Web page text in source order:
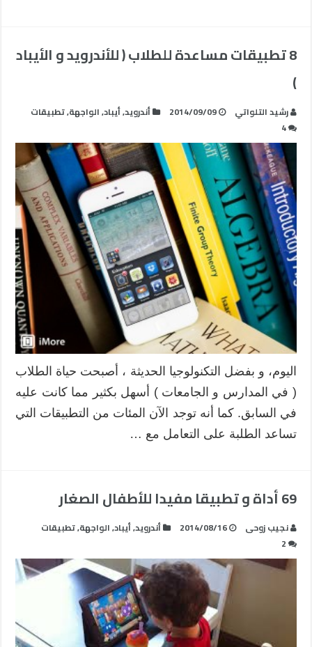
8 تطبيقات مساعدة للطلاب ( للأندرويد و الأيباد
)
رشيد التلواتي 2014/09/09 أندرويد,أيباد,الواجهة,تطبيقات
4
اليوم، و بفضل التكنولوجيا الحديثة ، أصبحت حياة الطلاب
( في المدارس و الجامعات ) أسهل بكثير مما كانت عليه
في السابق. كما أنه توجد الآن المئات من التطبيقات التي
تساعد الطلبة على التعامل مع …
69 أداة و تطبيقا مفيدا للأطفال الصغار
نجيب زوحى 2014/08/16 أندرويد,أيباد,الواجهة,تطبيقات
2